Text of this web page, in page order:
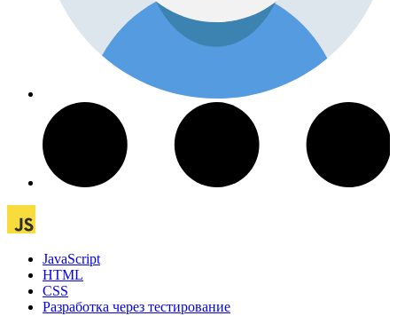
JavaScript
HTML
CSS
Разработка через тестирование